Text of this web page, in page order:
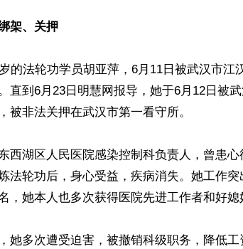
架、关押
的法轮功学员胡亚萍，6月11日被武汉市江
直到6月23日明慧网报导，她于6月12日被
被非法关押在武汉市第一看守所。
西湖区人民医院感染控制科负责人，曾患
法轮功后，身心受益，疾病消失。她工作
，她本人也多次获得医院先进工作者和好媳
她多次遭受迫害，被撤销科级职务，降低